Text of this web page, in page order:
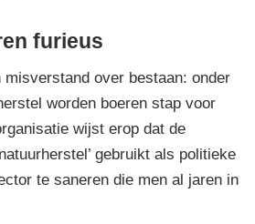
furieus
over bestaan: onder
worden boeren stap voor
wijst erop dat de
gebruikt als politieke
te saneren die men al jaren in